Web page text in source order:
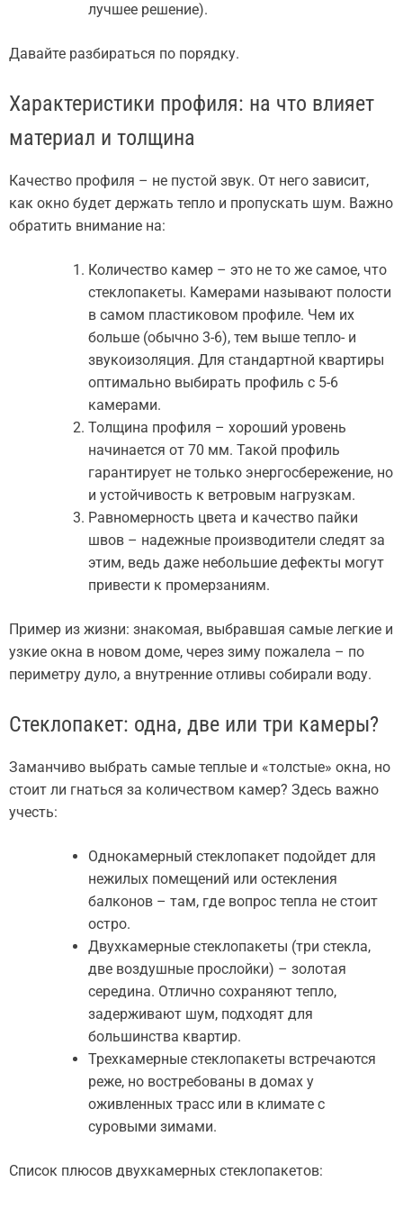
лучшее решение).
Давайте разбираться по порядку.
Характеристики профиля: на что влияет
материал и толщина
Качество профиля – не пустой звук. От него зависит,
как окно будет держать тепло и пропускать шум. Важно
обратить внимание на:
Количество камер – это не то же самое, что
стеклопакеты. Камерами называют полости
в самом пластиковом профиле. Чем их
больше (обычно 3-6), тем выше тепло- и
звукоизоляция. Для стандартной квартиры
оптимально выбирать профиль с 5-6
камерами.
Толщина профиля – хороший уровень
начинается от 70 мм. Такой профиль
гарантирует не только энергосбережение, но
и устойчивость к ветровым нагрузкам.
Равномерность цвета и качество пайки
швов – надежные производители следят за
этим, ведь даже небольшие дефекты могут
привести к промерзаниям.
Пример из жизни: знакомая, выбравшая самые легкие и
узкие окна в новом доме, через зиму пожалела – по
периметру дуло, а внутренние отливы собирали воду.
Стеклопакет: одна, две или три камеры?
Заманчиво выбрать самые теплые и «толстые» окна, но
стоит ли гнаться за количеством камер? Здесь важно
учесть:
Однокамерный стеклопакет подойдет для
нежилых помещений или остекления
балконов – там, где вопрос тепла не стоит
остро.
Двухкамерные стеклопакеты (три стекла,
две воздушные прослойки) – золотая
середина. Отлично сохраняют тепло,
задерживают шум, подходят для
большинства квартир.
Трехкамерные стеклопакеты встречаются
реже, но востребованы в домах у
оживленных трасс или в климате с
суровыми зимами.
Список плюсов двухкамерных стеклопакетов: